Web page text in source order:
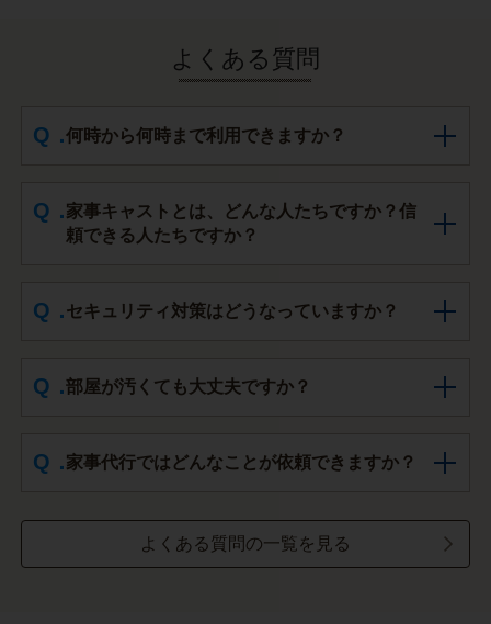
よくある質問
何時から何時まで利用できますか？
家事キャストとは、どんな人たちですか？信
頼できる人たちですか？
セキュリティ対策はどうなっていますか？
部屋が汚くても大丈夫ですか？
家事代行ではどんなことが依頼できますか？
よくある質問の一覧を見る